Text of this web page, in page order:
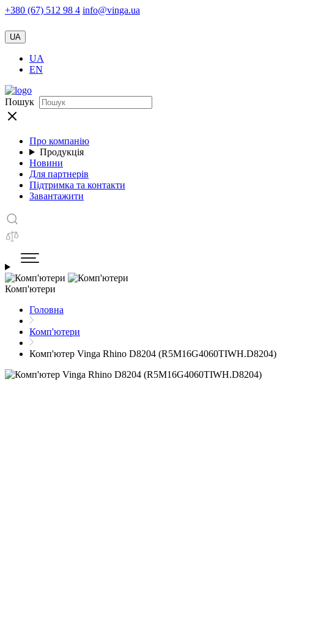
+380 (67) 512 98 4 info@vinga.ua
UA
UA
EN
Пошук
Про компанію
Продукція
Новини
Для партнерів
Підтримка та контакти
Завантажити
Комп'ютери
Головна
Комп'ютери
Комп'ютер Vinga Rhino D8204 (R5M16G4060TIWH.D8204)